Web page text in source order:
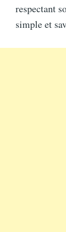
respectant
simple et